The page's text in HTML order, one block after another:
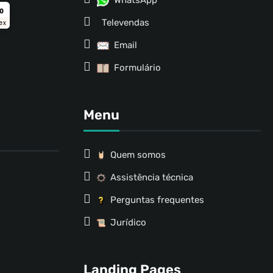
Televendas
Email
Formulário
Menu
Quem somos
Assistência técnica
Perguntas frequentes
Jurídico
Landing Pages